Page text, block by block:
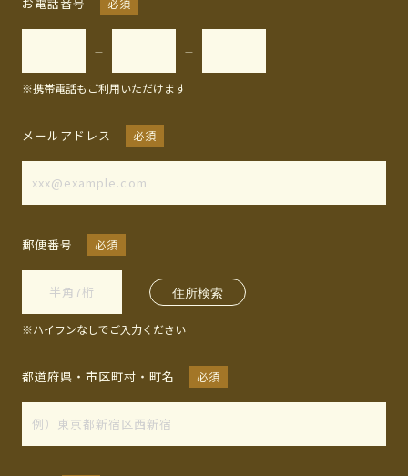
必須
— —
※携帯電話もご利用いただけます
メールアドレス 必須
郵便番号 必須
※ハイフンなしでご入力ください
都道府県・市区町村・町名 必須